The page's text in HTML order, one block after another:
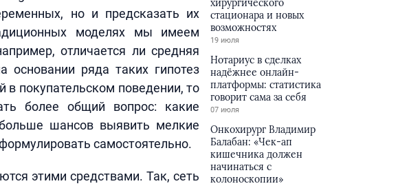
но и предсказать их
моделях мы имеем
отличается ли средняя
ряда таких гипотез
покупательском поведении, то
более общий вопрос: какие
шансов выявить мелкие
самостоятельно.
этими средствами. Так, сеть
хирургического
стационара и новых
возможностях
19 июля
Нотариус в сделках
надёжнее онлайн-
платформы: статистика
говорит сама за себя
07 июля
Онкохирург Владимир
Балабан: «Чек-ап
кишечника должен
начинаться с
колоноскопии»